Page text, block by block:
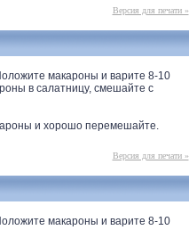
Версия для печати »
макароны и варите 8-10
в салатницу, смешайте с
и хорошо перемешайте.
Версия для печати »
макароны и варите 8-10